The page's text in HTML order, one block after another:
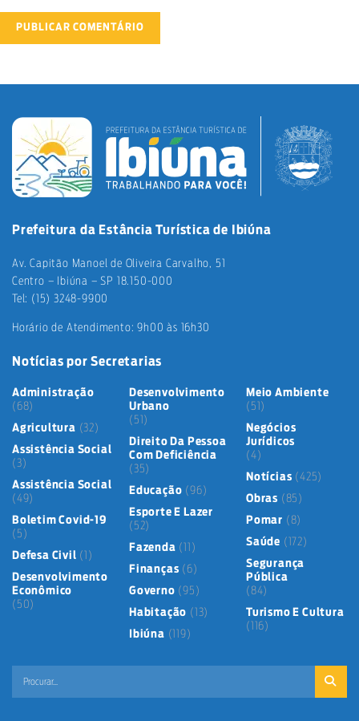
Prefeitura da Estância Turística de Ibiúna
Av. Capitão Manoel de Oliveira Carvalho, 51
Centro – Ibiúna – SP 18.150-000
Tel: (15) 3248-9900
Horário de Atendimento: 9h00 às 16h30
Notícias por Secretarias
Administração
(68)
Agricultura (32)
Assistência Social
(3)
Assistência Social
(49)
Boletim Covid-19
(5)
Defesa Civil (1)
Desenvolvimento
Econômico
(50)
Desenvolvimento
Urbano
(51)
Direito Da Pessoa
Com Deficiência
(35)
Educação (96)
Esporte E Lazer
(52)
Fazenda (11)
Finanças (6)
Governo (95)
Habitação (13)
Ibiúna (119)
Meio Ambiente
(51)
Negócios
Jurídicos
(4)
Notícias (425)
Obras (85)
Pomar (8)
Saúde (172)
Segurança
Pública
(84)
Turismo E Cultura
(116)